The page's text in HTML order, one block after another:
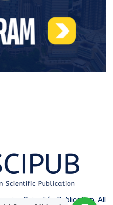
Scientific Publication. All